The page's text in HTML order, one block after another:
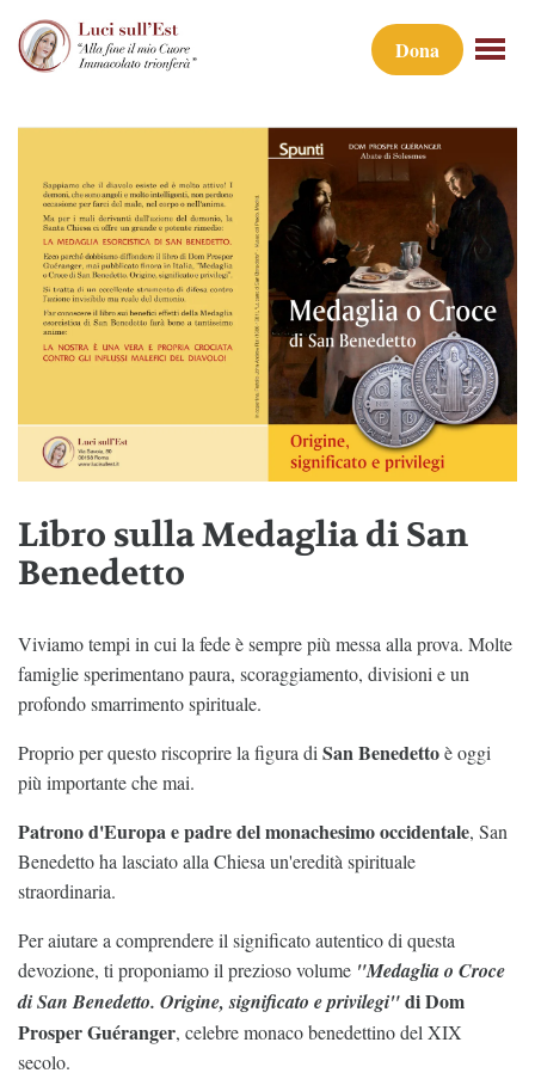
Dona
Libro sulla Medaglia di San
Benedetto
Viviamo tempi in cui la fede è sempre più messa alla prova. Molte
famiglie sperimentano paura, scoraggiamento, divisioni e un
profondo smarrimento spirituale.
Proprio per questo riscoprire la figura di San Benedettoè oggi
più importante che mai.
Patrono d'Europa e padre del monachesimo occidentale, San
Benedetto ha lasciato alla Chiesa un'eredità spirituale
straordinaria.
Per aiutare a comprendere il significato autentico di questa
devozione, ti proponiamo il prezioso volume "Medaglia o Croce
di San Benedetto. Origine, significato e privilegi"di Dom
Prosper Guéranger, celebre monaco benedettino del XIX
secolo.